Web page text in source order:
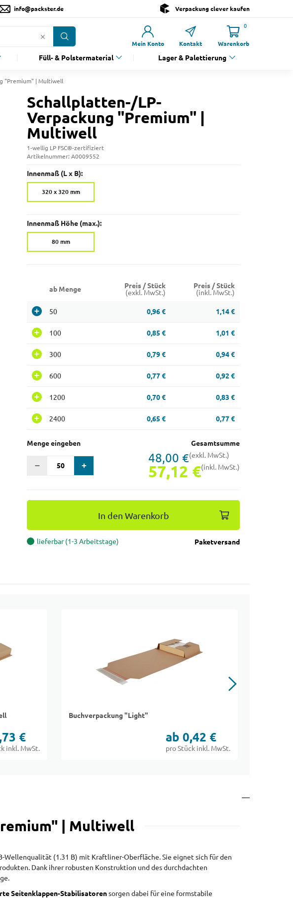
info@packster.de Verpackung clever kaufen
Mein Konto Kontakt
0
Warenkorb
Füll- & Polstermaterial Lager & Palettierung
"Premium" | Multiwell
Schallplatten-/LP-
Verpackung "Premium" |
Multiwell
1-wellig LP FSC®-zertifiziert
Artikelnummer: A0009552
Innenmaß (L x B):
320 x 320 mm
Innenmaß Höhe (max.):
80 mm
ab Menge
Preis / Stück
(exkl. MwSt.)
Preis / Stück
(inkl. MwSt.)
50 0,96 € 1,14 €
100 0,85 € 1,01 €
300 0,79 € 0,94 €
600 0,77 € 0,92 €
1200 0,70 € 0,83 €
2400 0,65 € 0,77 €
Menge eingeben Gesamtsumme
48,00 €(exkl. MwSt.)
57,12 €(inkl. MwSt.)
In den Warenkorb
lieferbar (1-3 Arbeitstage) Paketversand
€
inkl. MwSt.
Buchverpackung "Light"
ab 0,42 €
pro Stück inkl. MwSt.
| Multiwell
Wellenqualität (1.31 B) mit Kraftliner-Oberfläche. Sie eignet sich für den
Dank ihrer robusten Konstruktion und des durchdachten
Seitenklappen-Stabilisatorensorgen dabei für eine formstabile